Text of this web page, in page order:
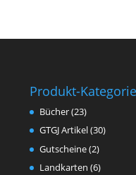
Produkt-
Bücher(23)
GTGJ Artikel(30)
Gutscheine(2)
Landkarten (6)